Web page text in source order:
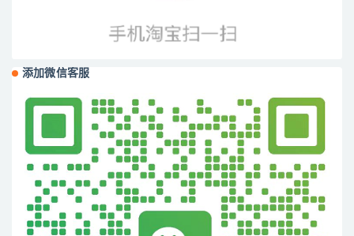
添加微信客服